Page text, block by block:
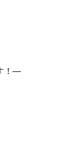
！―